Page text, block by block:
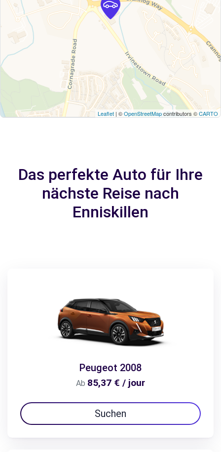
Leaflet | ©OpenStreetMapcontributors ©CARTO
Das perfekte Auto für Ihre
nächste Reise nach
Enniskillen
Peugeot 2008
Ab 85,37 € / jour
Suchen